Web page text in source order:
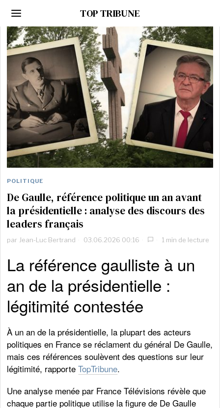
TOP TRIBUNE
POLITIQUE
De Gaulle, référence politique un an avant
la présidentielle : analyse des discours des
leaders français
par Jean-Luc Bertrand 03.06.2026 00:16 1 min de lecture
La référence gaulliste à un
an de la présidentielle :
légitimité contestée
À un an de la présidentielle, la plupart des acteurs
politiques en France se réclament du général De Gaulle,
mais ces références soulèvent des questions sur leur
légitimité, rapporteTopTribune.
Une analyse menée par France Télévisions révèle que
chaque partie politique utilise la figure de De Gaulle